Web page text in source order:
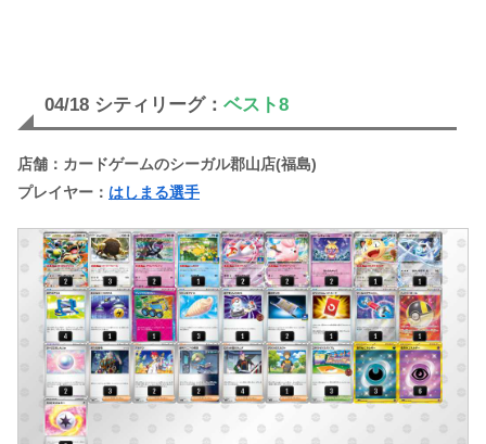
04/18 シティリーグ： ベスト8
店舗：カードゲームのシーガル郡山店(福島)
プレイヤー： はしまる選手